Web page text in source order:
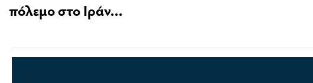
πόλεμο στο Ιράν...